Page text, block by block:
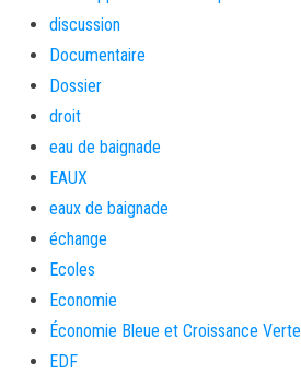
discussion
Documentaire
Dossier
droit
eau de baignade
EAUX
eaux de baignade
échange
Ecoles
Economie
Économie Bleue et Croissance Verte
EDF